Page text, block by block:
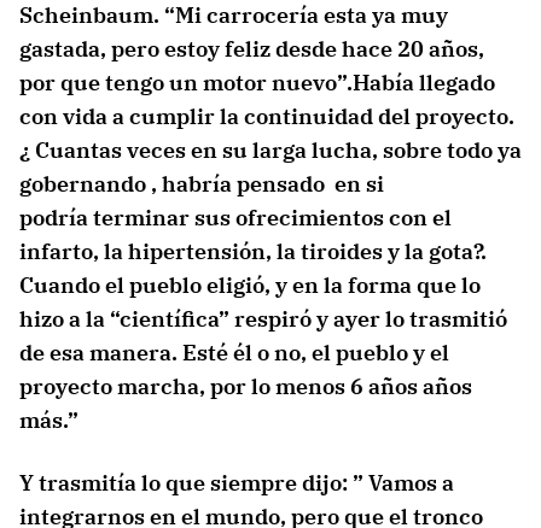
Scheinbaum. “Mi carrocería esta ya muy
gastada, pero estoy feliz desde hace 20 años,
por que tengo un motor nuevo”.Había llegado
con vida a cumplir la continuidad del proyecto.
¿ Cuantas veces en su larga lucha, sobre todo ya
gobernando , habría pensado en si
podría terminar sus ofrecimientos con el
infarto, la hipertensión, la tiroides y la gota?.
Cuando el pueblo eligió, y en la forma que lo
hizo a la “científica” respiró y ayer lo trasmitió
de esa manera. Esté él o no, el pueblo y el
proyecto marcha, por lo menos 6 años años
más.”
Y trasmitía lo que siempre dijo: ” Vamos a
integrarnos en el mundo, pero que el tronco